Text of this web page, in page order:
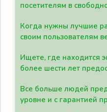
посетителям в
Когда нужны лучшие
своим пользователям
Ищете, где находится
более шести лет
Все больше людей
уровне и с гарантией